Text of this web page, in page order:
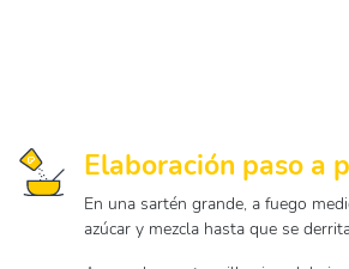
Elaboración paso a
En una sartén grande, a fuego
azúcar y mezcla hasta que se